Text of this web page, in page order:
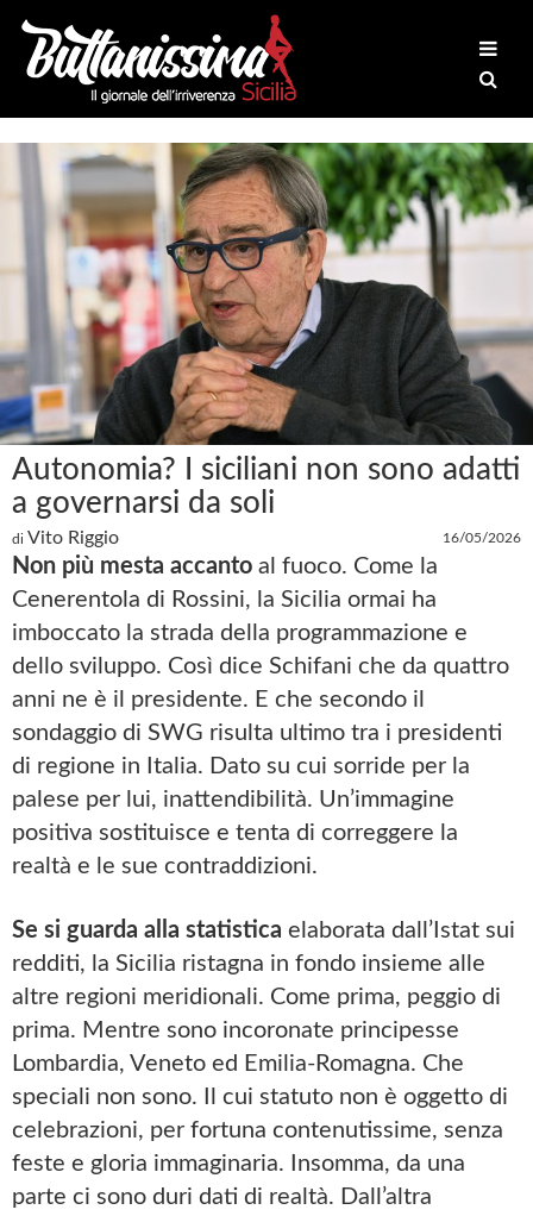
Autonomia? I siciliani non sono adatti
a governarsi da soli
di Vito Riggio 16/05/2026
Non più mesta accanto al fuoco. Come la
Cenerentola di Rossini, la Sicilia ormai ha
imboccato la strada della programmazione e
dello sviluppo. Così dice Schifani che da quattro
anni ne è il presidente. E che secondo il
sondaggio di SWG risulta ultimo tra i presidenti
di regione in Italia. Dato su cui sorride per la
palese per lui, inattendibilità. Un’immagine
positiva sostituisce e tenta di correggere la
realtà e le sue contraddizioni.
Se si guarda alla statistica elaborata dall’Istat sui
redditi, la Sicilia ristagna in fondo insieme alle
altre regioni meridionali. Come prima, peggio di
prima. Mentre sono incoronate principesse
Lombardia, Veneto ed Emilia-Romagna. Che
speciali non sono. Il cui statuto non è oggetto di
celebrazioni, per fortuna contenutissime, senza
feste e gloria immaginaria. Insomma, da una
parte ci sono duri dati di realtà. Dall’altra